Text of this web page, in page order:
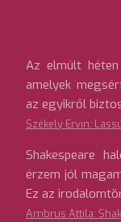
Az elmúlt
amelyek
az egyikről
Székely Ervin:
Shakespeare
érzem jól
Ez az
Ambrus Attila: